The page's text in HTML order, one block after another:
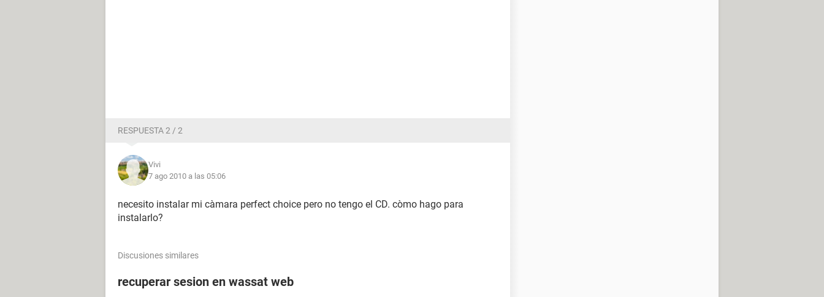
RESPUESTA 2 / 2
Vivi
7 ago 2010 a las 05:06
necesito instalar mi càmara perfect choice pero no tengo el CD. còmo hago para
instalarlo?
Discusiones similares
recuperar sesion en wassat web